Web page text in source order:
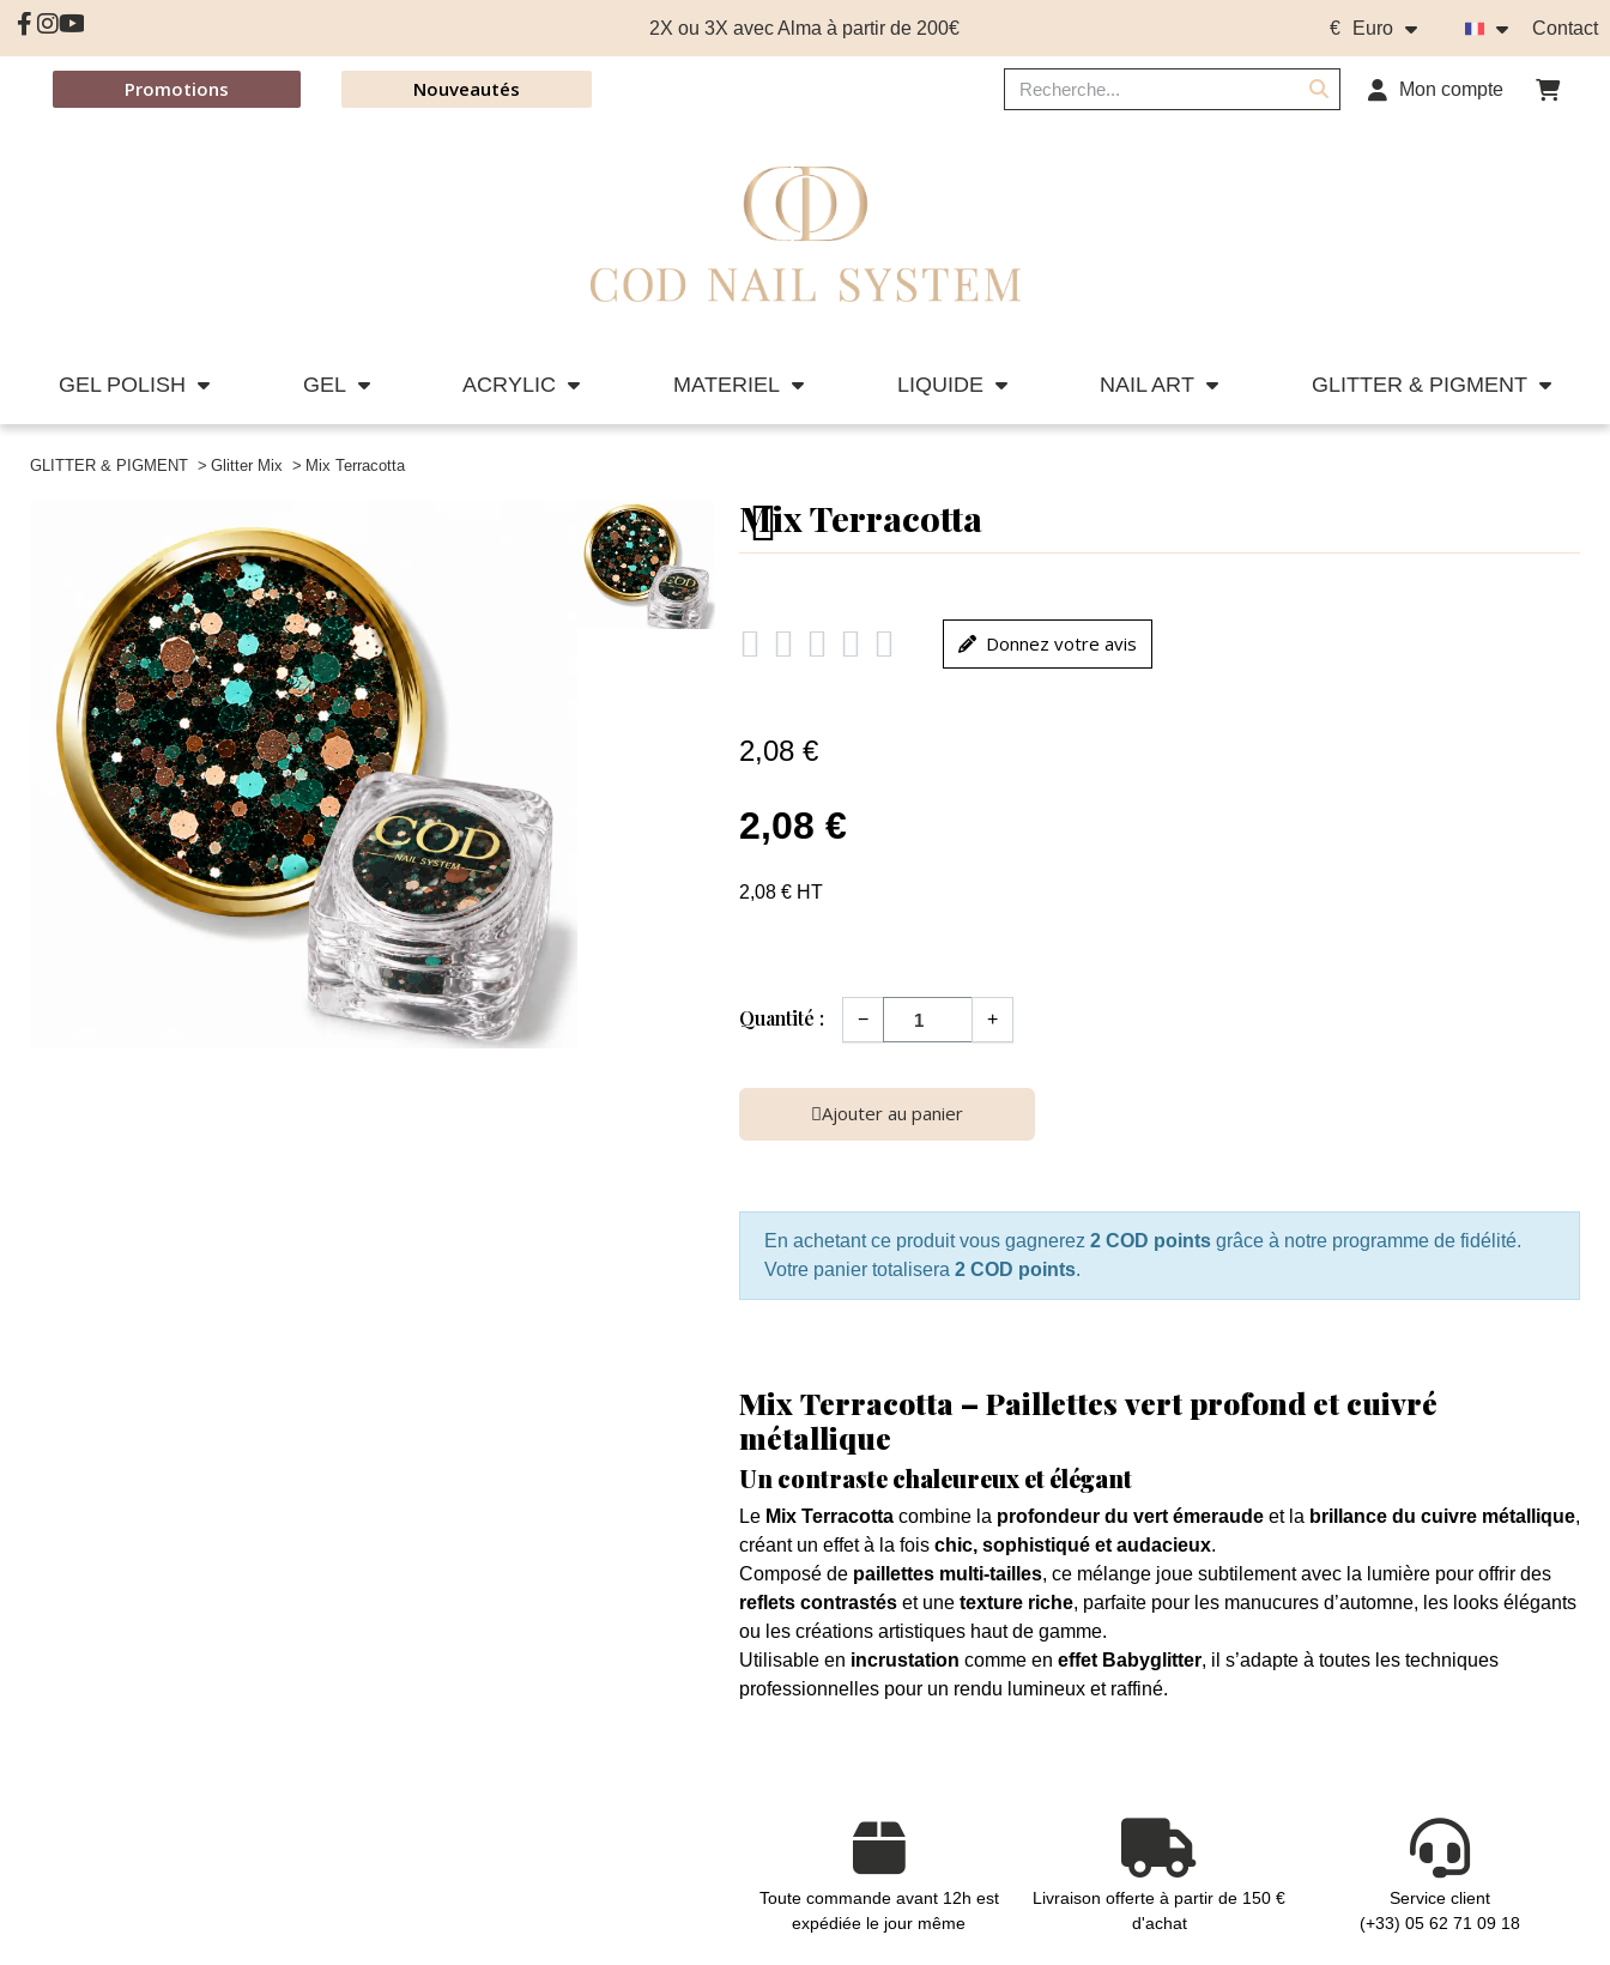
2X ou 3X avec Alma à partir de 200€ € Euro Contact
Promotions Nouveautés Mon compte
GEL POLISH GEL ACRYLIC MATERIEL LIQUIDE NAIL ART GLITTER & PIGMENT
GLITTER & PIGMENT Glitter Mix Mix Terracotta
Mix Terracotta
     Donnez votre avis
2,08 €
2,08 €
2,08 € HT
Quantité : − +
Ajouter au panier
En achetant ce produit vous gagnerez 2 COD pointsgrâce à notre programme de fidélité.
Votre panier totalisera 2 COD points.
Mix Terracotta – Paillettes vert profond et cuivré
métallique
Un contraste chaleureux et élégant
Le Mix Terracottacombine la profondeur du vert émeraudeet la brillance du cuivre métallique,
créant un effet à la fois chic, sophistiqué et audacieux.
Composé de paillettes multi-tailles, ce mélange joue subtilement avec la lumière pour offrir des
reflets contrastéset une texture riche, parfaite pour les manucures d’automne, les looks élégants
ou les créations artistiques haut de gamme.
Utilisable en incrustation comme en effet Babyglitter, il s’adapte à toutes les techniques
professionnelles pour un rendu lumineux et raffiné.
Toute commande avant 12h est
expédiée le jour même
Livraison offerte à partir de 150 €
d'achat
Service client
(+33) 05 62 71 09 18